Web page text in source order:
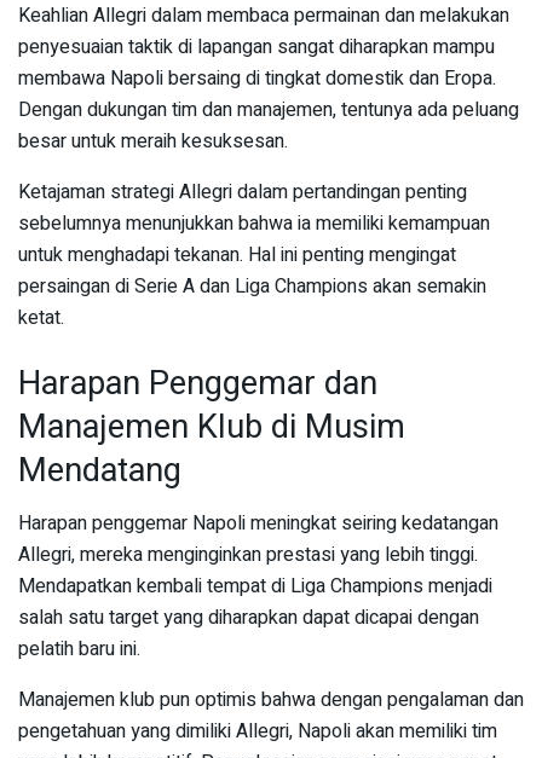
Keahlian Allegri dalam membaca permainan dan melakukan
penyesuaian taktik di lapangan sangat diharapkan mampu
membawa Napoli bersaing di tingkat domestik dan Eropa.
Dengan dukungan tim dan manajemen, tentunya ada peluang
besar untuk meraih kesuksesan.
Ketajaman strategi Allegri dalam pertandingan penting
sebelumnya menunjukkan bahwa ia memiliki kemampuan
untuk menghadapi tekanan. Hal ini penting mengingat
persaingan di Serie A dan Liga Champions akan semakin
ketat.
Harapan Penggemar dan
Manajemen Klub di Musim
Mendatang
Harapan penggemar Napoli meningkat seiring kedatangan
Allegri, mereka menginginkan prestasi yang lebih tinggi.
Mendapatkan kembali tempat di Liga Champions menjadi
salah satu target yang diharapkan dapat dicapai dengan
pelatih baru ini.
Manajemen klub pun optimis bahwa dengan pengalaman dan
pengetahuan yang dimiliki Allegri, Napoli akan memiliki tim